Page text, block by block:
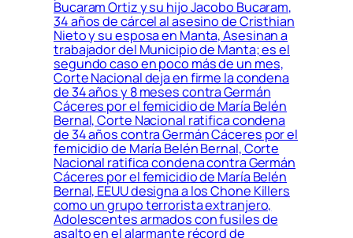
Bucaram Ortiz y su hijo Jacobo Bucaram,
34 años de cárcel al asesino de Cristhian
Nieto y su esposa en Manta, Asesinan a
trabajador del Municipio de Manta; es el
segundo caso en poco más de un mes,
Corte Nacional deja en firme la condena
de 34 años y 8 meses contra Germán
Cáceres por el femicidio de María Belén
Bernal, Corte Nacional ratifica condena
de 34 años contra Germán Cáceres por el
femicidio de María Belén Bernal, Corte
Nacional ratifica condena contra Germán
Cáceres por el femicidio de María Belén
Bernal, EEUU designa a los Chone Killers
como un grupo terrorista extranjero,
Adolescentes armados con fusiles de
asalto en el alarmante récord de